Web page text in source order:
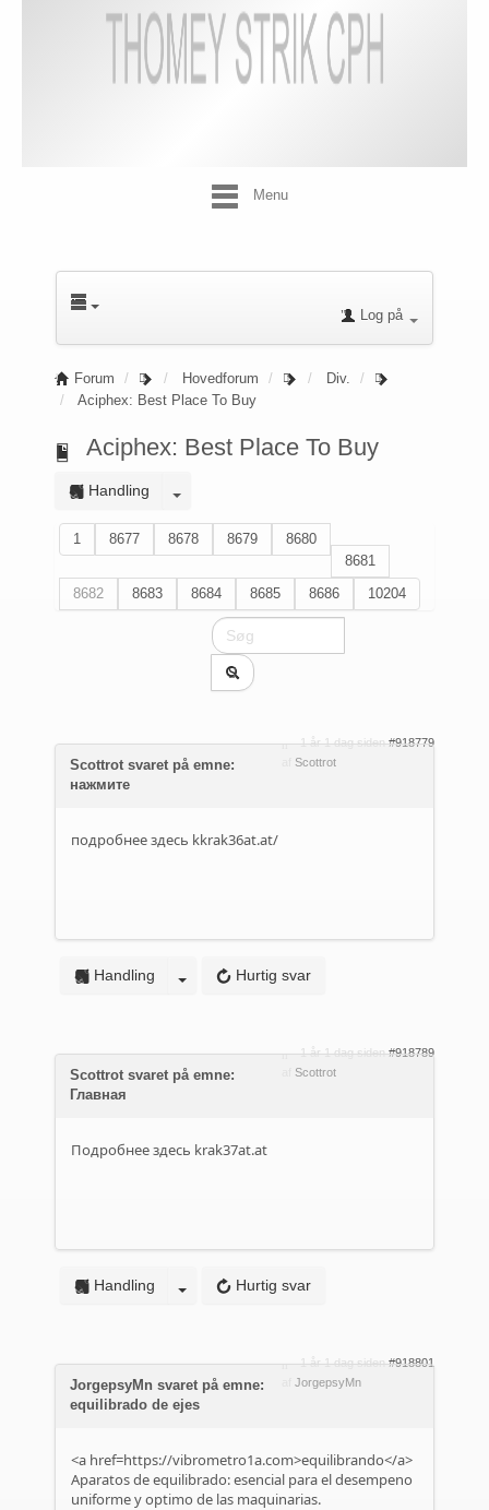
Menu
Log på
Forum Hovedforum
Div.
Aciphex: Best Place To Buy
Aciphex: Best Place To Buy
Handling
1 8677 8678 8679
8680
8681
8682
8683 8684 8685 8686 10204
1 år 1 dag siden #918779
Scottrot
Scottrot svaret på emne:
нажмите
подробнее здесь kkrak36at.at/
Hurtig svar
Handling
1 år 1 dag siden #918789
Scottrot
Scottrot svaret på emne:
Главная
Подробнее здесь krak37at.at
Hurtig svar
Handling
1 år 1 dag siden #918801
JorgepsyMn
JorgepsyMn svaret på emne:
equilibrado de ejes
<a href=https://vibrometro1a.com>equilibrando</a>
Aparatos de equilibrado: esencial para el desempeno
uniforme y optimo de las maquinarias.